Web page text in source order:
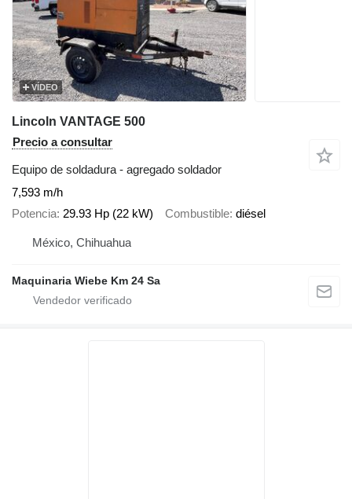
VÍDEO
Lincoln VANTAGE 500
Precio a consultar
Equipo de soldadura - agregado soldador
7,593 m/h
Potencia 29.93 Hp (22 kW) Combustible diésel
México, Chihuahua
Maquinaria Wiebe Km 24 Sa